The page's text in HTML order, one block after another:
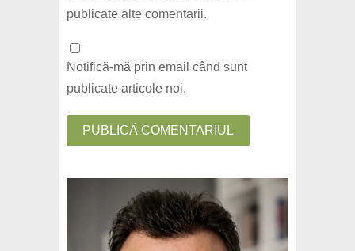
publicate alte comentarii.
Notifică-mă prin email când sunt
publicate articole noi.